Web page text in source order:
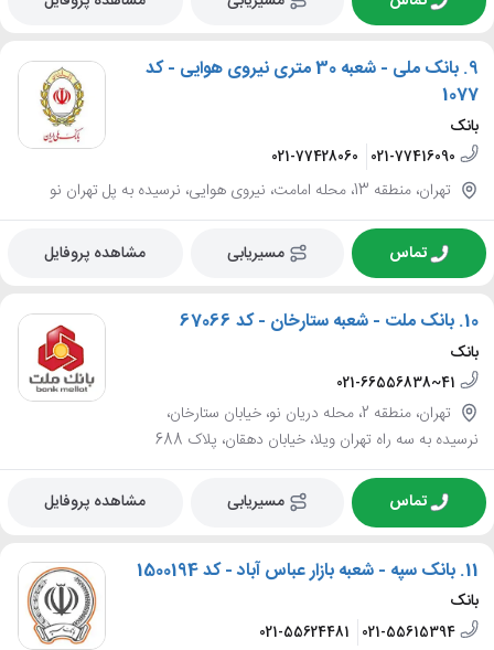
9.
بانک ملی - شعبه 30 متری نیروی هوایی - کد
1077
بانک
021-77416090
021-77428060
تهران، منطقه 13، محله امامت، نیروی هوایی، نرسیده به پل تهران نو
تماس مسیریابی مشاهده پروفایل
10. بانک ملت - شعبه ستارخان - کد 67066
بانک
021-66556838~41
تهران، منطقه 2، محله دریان نو، خیابان ستارخان،
نرسیده به سه راه تهران ویلا، خیابان دهقان، پلاک 688
تماس مسیریابی مشاهده پروفایل
11. بانک سپه - شعبه بازار عباس آباد - کد 1500194
بانک
021-55615394
021-55624481